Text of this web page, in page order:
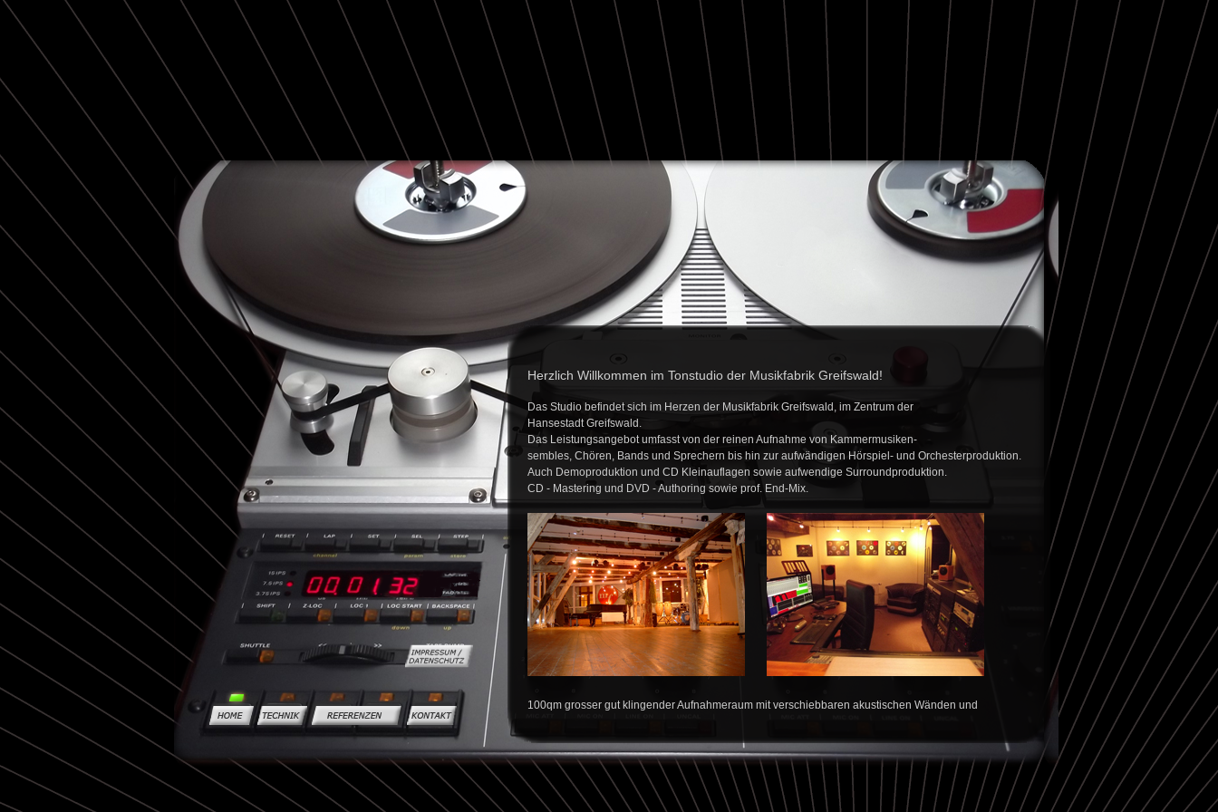
Herzlich Willkommen im Tonstudio der Musikfabrik Greifswald!
Das Studio befindet sich im Herzen der Musikfabrik Greifswald, im Zentrum der
Hansestadt Greifswald.
Das Leistungsangebot umfasst von der reinen Aufnahme von Kammermusiken-
sembles, Chören, Bands und Sprechern bis hin zur aufwändigen Hörspiel- und Orchesterproduktion.
Auch Demoproduktion und CD Kleinauflagen sowie aufwendige Surroundproduktion.
CD - Mastering und DVD - Authoring sowie prof. End-Mix.
100qm grosser gut klingender Aufnahmeraum mit verschiebbaren akustischen Wänden und
Percussions, kleinPA d&b, div. Bass- und Guitaramps.